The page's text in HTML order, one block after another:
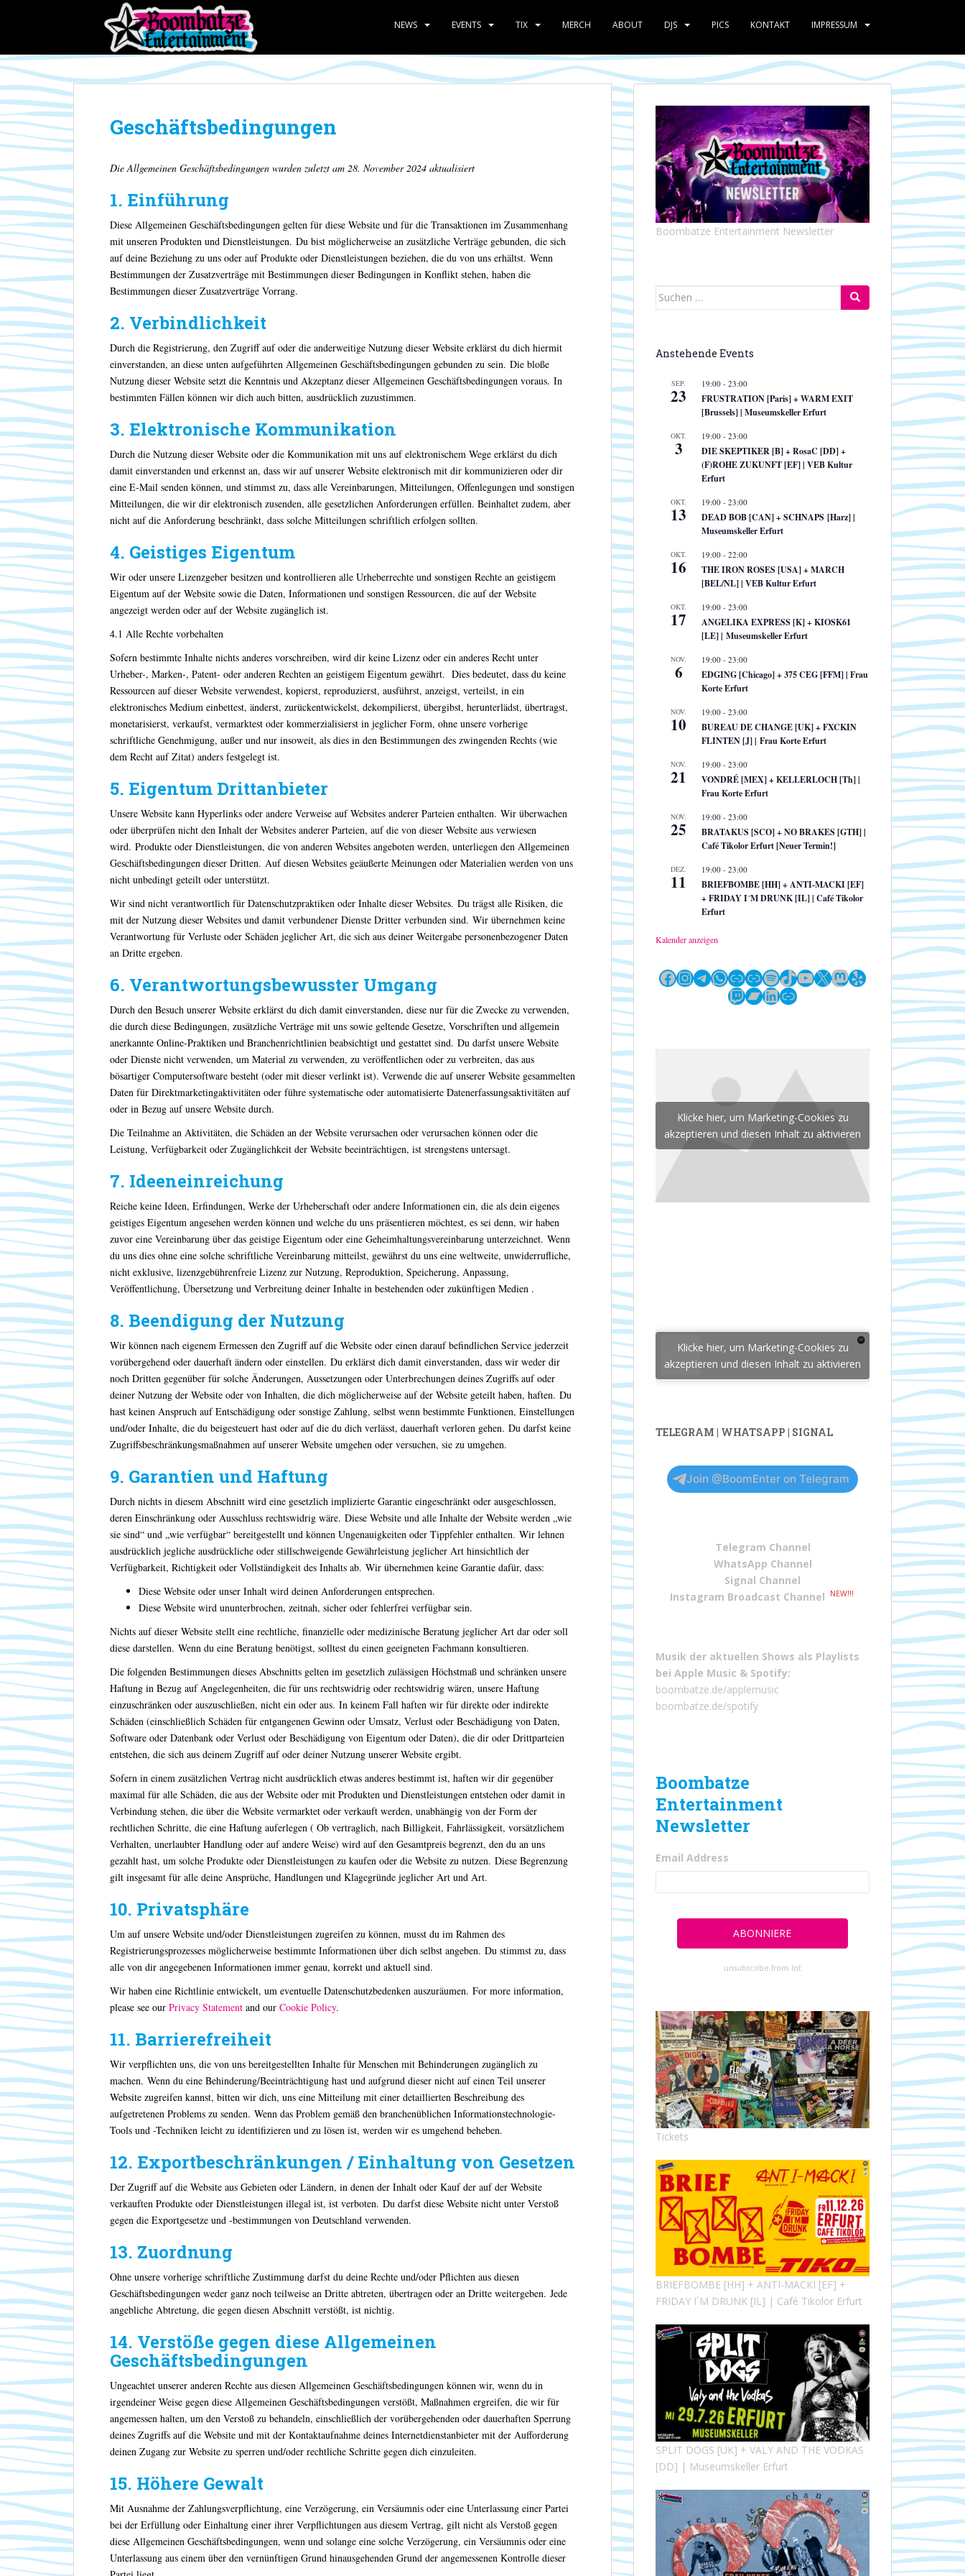
p
t
o
m
a
c
t
e
n
NEWS EVENTS TIX MERCH ABOUT DJS PICS KONTAKT IMPRESSUM
Geschäftsbedingungen
Die Allgemeinen Geschäftsbedingungen wurden zuletzt am 28. November 2024 aktualisiert
1. Einführung
Diese Allgemeinen Geschäftsbedingungen gelten für diese Website und für die Transaktionen im Zusammenhang
mit unseren Produkten und Dienstleistungen. Du bist möglicherweise an zusätzliche Verträge gebunden, die sich
auf deine Beziehung zu uns oder auf Produkte oder Dienstleistungen beziehen, die du von uns erhältst. Wenn
Bestimmungen der Zusatzverträge mit Bestimmungen dieser Bedingungen in Konflikt stehen, haben die
Bestimmungen dieser Zusatzverträge Vorrang.
2. Verbindlichkeit
Durch die Registrierung, den Zugriff auf oder die anderweitige Nutzung dieser Website erklärst du dich hiermit
einverstanden, an diese unten aufgeführten Allgemeinen Geschäftsbedingungen gebunden zu sein. Die bloße
Nutzung dieser Website setzt die Kenntnis und Akzeptanz dieser Allgemeinen Geschäftsbedingungen voraus. In
bestimmten Fällen können wir dich auch bitten, ausdrücklich zuzustimmen.
3. Elektronische Kommunikation
Durch die Nutzung dieser Website oder die Kommunikation mit uns auf elektronischem Wege erklärst du dich
damit einverstanden und erkennst an, dass wir auf unserer Website elektronisch mit dir kommunizieren oder dir
eine E-Mail senden können, und stimmst zu, dass alle Vereinbarungen, Mitteilungen, Offenlegungen und sonstigen
Mitteilungen, die wir dir elektronisch zusenden, alle gesetzlichen Anforderungen erfüllen. Beinhaltet zudem, aber
nicht auf die Anforderung beschränkt, dass solche Mitteilungen schriftlich erfolgen sollten.
4. Geistiges Eigentum
Wir oder unsere Lizenzgeber besitzen und kontrollieren alle Urheberrechte und sonstigen Rechte an geistigem
Eigentum auf der Website sowie die Daten, Informationen und sonstigen Ressourcen, die auf der Website
angezeigt werden oder auf der Website zugänglich ist.
4.1 Alle Rechte vorbehalten
Sofern bestimmte Inhalte nichts anderes vorschreiben, wird dir keine Lizenz oder ein anderes Recht unter
Urheber-, Marken-, Patent- oder anderen Rechten an geistigem Eigentum gewährt. Dies bedeutet, dass du keine
Ressourcen auf dieser Website verwendest, kopierst, reproduzierst, ausführst, anzeigst, verteilst, in ein
elektronisches Medium einbettest, änderst, zurückentwickelst, dekompilierst, übergibst, herunterlädst, übertragst,
monetarisierst, verkaufst, vermarktest oder kommerzialisierst in jeglicher Form, ohne unsere vorherige
schriftliche Genehmigung, außer und nur insoweit, als dies in den Bestimmungen des zwingenden Rechts (wie
dem Recht auf Zitat) anders festgelegt ist.
5. Eigentum Drittanbieter
Unsere Website kann Hyperlinks oder andere Verweise auf Websites anderer Parteien enthalten. Wir überwachen
oder überprüfen nicht den Inhalt der Websites anderer Parteien, auf die von dieser Website aus verwiesen
wird. Produkte oder Dienstleistungen, die von anderen Websites angeboten werden, unterliegen den Allgemeinen
Geschäftsbedingungen dieser Dritten. Auf diesen Websites geäußerte Meinungen oder Materialien werden von uns
nicht unbedingt geteilt oder unterstützt.
Wir sind nicht verantwortlich für Datenschutzpraktiken oder Inhalte dieser Websites. Du trägst alle Risiken, die
mit der Nutzung dieser Websites und damit verbundener Dienste Dritter verbunden sind. Wir übernehmen keine
Verantwortung für Verluste oder Schäden jeglicher Art, die sich aus deiner Weitergabe personenbezogener Daten
an Dritte ergeben.
6. Verantwortungsbewusster Umgang
Durch den Besuch unserer Website erklärst du dich damit einverstanden, diese nur für die Zwecke zu verwenden,
die durch diese Bedingungen, zusätzliche Verträge mit uns sowie geltende Gesetze, Vorschriften und allgemein
anerkannte Online-Praktiken und Branchenrichtlinien beabsichtigt und gestattet sind. Du darfst unsere Website
oder Dienste nicht verwenden, um Material zu verwenden, zu veröffentlichen oder zu verbreiten, das aus
bösartiger Computersoftware besteht (oder mit dieser verlinkt ist). Verwende die auf unserer Website gesammelten
Daten für Direktmarketingaktivitäten oder führe systematische oder automatisierte Datenerfassungsaktivitäten auf
oder in Bezug auf unsere Website durch.
Die Teilnahme an Aktivitäten, die Schäden an der Website verursachen oder verursachen können oder die
Leistung, Verfügbarkeit oder Zugänglichkeit der Website beeinträchtigen, ist strengstens untersagt.
7. Ideeneinreichung
Reiche keine Ideen, Erfindungen, Werke der Urheberschaft oder andere Informationen ein, die als dein eigenes
geistiges Eigentum angesehen werden können und welche du uns präsentieren möchtest, es sei denn, wir haben
zuvor eine Vereinbarung über das geistige Eigentum oder eine Geheimhaltungsvereinbarung unterzeichnet. Wenn
du uns dies ohne eine solche schriftliche Vereinbarung mitteilst, gewährst du uns eine weltweite, unwiderrufliche,
nicht exklusive, lizenzgebührenfreie Lizenz zur Nutzung, Reproduktion, Speicherung, Anpassung,
Veröffentlichung, Übersetzung und Verbreitung deiner Inhalte in bestehenden oder zukünftigen Medien .
8. Beendigung der Nutzung
Wir können nach eigenem Ermessen den Zugriff auf die Website oder einen darauf befindlichen Service jederzeit
vorübergehend oder dauerhaft ändern oder einstellen. Du erklärst dich damit einverstanden, dass wir weder dir
noch Dritten gegenüber für solche Änderungen, Aussetzungen oder Unterbrechungen deines Zugriffs auf oder
deiner Nutzung der Website oder von Inhalten, die dich möglicherweise auf der Website geteilt haben, haften. Du
hast keinen Anspruch auf Entschädigung oder sonstige Zahlung, selbst wenn bestimmte Funktionen, Einstellungen
und/oder Inhalte, die du beigesteuert hast oder auf die du dich verlässt, dauerhaft verloren gehen. Du darfst keine
Zugriffsbeschränkungsmaßnahmen auf unserer Website umgehen oder versuchen, sie zu umgehen.
9. Garantien und Haftung
Durch nichts in diesem Abschnitt wird eine gesetzlich implizierte Garantie eingeschränkt oder ausgeschlossen,
deren Einschränkung oder Ausschluss rechtswidrig wäre. Diese Website und alle Inhalte der Website werden „wie
sie sind“ und „wie verfügbar“ bereitgestellt und können Ungenauigkeiten oder Tippfehler enthalten. Wir lehnen
ausdrücklich jegliche ausdrückliche oder stillschweigende Gewährleistung jeglicher Art hinsichtlich der
Verfügbarkeit, Richtigkeit oder Vollständigkeit des Inhalts ab. Wir übernehmen keine Garantie dafür, dass:
Diese Website oder unser Inhalt wird deinen Anforderungen entsprechen.
Diese Website wird ununterbrochen, zeitnah, sicher oder fehlerfrei verfügbar sein.
Nichts auf dieser Website stellt eine rechtliche, finanzielle oder medizinische Beratung jeglicher Art dar oder soll
diese darstellen. Wenn du eine Beratung benötigst, solltest du einen geeigneten Fachmann konsultieren.
Die folgenden Bestimmungen dieses Abschnitts gelten im gesetzlich zulässigen Höchstmaß und schränken unsere
Haftung in Bezug auf Angelegenheiten, die für uns rechtswidrig oder rechtswidrig wären, unsere Haftung
einzuschränken oder auszuschließen, nicht ein oder aus. In keinem Fall haften wir für direkte oder indirekte
Schäden (einschließlich Schäden für entgangenen Gewinn oder Umsatz, Verlust oder Beschädigung von Daten,
Software oder Datenbank oder Verlust oder Beschädigung von Eigentum oder Daten), die dir oder Drittparteien
entstehen, die sich aus deinem Zugriff auf oder deiner Nutzung unserer Website ergibt.
Sofern in einem zusätzlichen Vertrag nicht ausdrücklich etwas anderes bestimmt ist, haften wir dir gegenüber
maximal für alle Schäden, die aus der Website oder mit Produkten und Dienstleistungen entstehen oder damit in
Verbindung stehen, die über die Website vermarktet oder verkauft werden, unabhängig von der Form der
rechtlichen Schritte, die eine Haftung auferlegen ( Ob vertraglich, nach Billigkeit, Fahrlässigkeit, vorsätzlichem
Verhalten, unerlaubter Handlung oder auf andere Weise) wird auf den Gesamtpreis begrenzt, den du an uns
gezahlt hast, um solche Produkte oder Dienstleistungen zu kaufen oder die Website zu nutzen. Diese Begrenzung
gilt insgesamt für alle deine Ansprüche, Handlungen und Klagegründe jeglicher Art und Art.
10. Privatsphäre
Um auf unsere Website und/oder Dienstleistungen zugreifen zu können, musst du im Rahmen des
Registrierungsprozesses möglicherweise bestimmte Informationen über dich selbst angeben. Du stimmst zu, dass
alle von dir angegebenen Informationen immer genau, korrekt und aktuell sind.
Wir haben eine Richtlinie entwickelt, um eventuelle Datenschutzbedenken auszuräumen. For more information,
please see our Privacy Statement and our Cookie Policy.
11. Barrierefreiheit
Wir verpflichten uns, die von uns bereitgestellten Inhalte für Menschen mit Behinderungen zugänglich zu
machen. Wenn du eine Behinderung/Beeinträchtigung hast und aufgrund dieser nicht auf einen Teil unserer
Website zugreifen kannst, bitten wir dich, uns eine Mitteilung mit einer detaillierten Beschreibung des
aufgetretenen Problems zu senden. Wenn das Problem gemäß den branchenüblichen Informationstechnologie-
Tools und -Techniken leicht zu identifizieren und zu lösen ist, werden wir es umgehend beheben.
12. Exportbeschränkungen / Einhaltung von Gesetzen
Der Zugriff auf die Website aus Gebieten oder Ländern, in denen der Inhalt oder Kauf der auf der Website
verkauften Produkte oder Dienstleistungen illegal ist, ist verboten. Du darfst diese Website nicht unter Verstoß
gegen die Exportgesetze und -bestimmungen von Deutschland verwenden.
13. Zuordnung
Ohne unsere vorherige schriftliche Zustimmung darfst du deine Rechte und/oder Pflichten aus diesen
Geschäftsbedingungen weder ganz noch teilweise an Dritte abtreten, übertragen oder an Dritte weitergeben. Jede
angebliche Abtretung, die gegen diesen Abschnitt verstößt, ist nichtig.
14. Verstöße gegen diese Allgemeinen
Geschäftsbedingungen
Ungeachtet unserer anderen Rechte aus diesen Allgemeinen Geschäftsbedingungen können wir, wenn du in
irgendeiner Weise gegen diese Allgemeinen Geschäftsbedingungen verstößt, Maßnahmen ergreifen, die wir für
angemessen halten, um den Verstoß zu behandeln, einschließlich der vorübergehenden oder dauerhaften Sperrung
deines Zugriffs auf die Website und mit der Kontaktaufnahme deines Internetdienstanbieter mit der Aufforderung
deinen Zugang zur Website zu sperren und/oder rechtliche Schritte gegen dich einzuleiten.
15. Höhere Gewalt
Mit Ausnahme der Zahlungsverpflichtung, eine Verzögerung, ein Versäumnis oder eine Unterlassung einer Partei
bei der Erfüllung oder Einhaltung einer ihrer Verpflichtungen aus diesem Vertrag, gilt nicht als Verstoß gegen
diese Allgemeinen Geschäftsbedingungen, wenn und solange eine solche Verzögerung, ein Versäumnis oder eine
Unterlassung aus einem über den vernünftigen Grund hinausgehenden Grund der angemessenen Kontrolle dieser
Boombatze Entertainment Newsletter
Suchen
Anstehende Events
SEP.
23
19:00 - 23:00
FRUSTRATION [Paris] + WARM EXIT
[Brussels] | Museumskeller Erfurt
OKT.
3
19:00 - 23:00
DIE SKEPTIKER [B] + RosaC [DD] +
(F)ROHE ZUKUNFT [EF] | VEB Kultur
Erfurt
OKT.
13
19:00 - 23:00
DEAD BOB [CAN] + SCHNAPS [Harz] |
Museumskeller Erfurt
OKT.
16
19:00 - 22:00
THE IRON ROSES [USA] + MARCH
[BEL/NL] | VEB Kultur Erfurt
OKT.
17
19:00 - 23:00
ANGELIKA EXPRESS [K] + KIOSK61
[LE] | Museumskeller Erfurt
NOV.
6
19:00 - 23:00
EDGING [Chicago] + 375 CEG [FFM] | Frau
Korte Erfurt
NOV.
10
19:00 - 23:00
BUREAU DE CHANGE [UK] + FXCKIN
FLINTEN [J] | Frau Korte Erfurt
NOV.
21
19:00 - 23:00
VONDRÉ [MEX] + KELLERLOCH [Th] |
Frau Korte Erfurt
NOV.
25
19:00 - 23:00
BRATAKUS [SCO] + NO BRAKES [GTH] |
Café Tikolor Erfurt [Neuer Termin!]
DEZ.
11
19:00 - 23:00
BRIEFBOMBE [HH] + ANTI-MACKI [EF]
+ FRIDAY I´M DRUNK [IL] | Café Tikolor
Erfurt
Kalender anzeigen
Facebook
Instagram
Telegram
WhatsApp
LinkLinkSpotify
TikTok
YouTube
X Mastodon
Yelp
Twitch
Bandcamp
LinkedIn
Link
Klicke hier, um Marketing-Cookies zu
akzeptieren und diesen Inhalt zu aktivieren
Klicke hier, um Marketing-Cookies zu
akzeptieren und diesen Inhalt zu aktivieren
TELEGRAM | WHATSAPP | SIGNAL
Join @BoomEnter on Telegram
Telegram Channel
WhatsApp Channel
Signal Channel
Instagram Broadcast Channel
NEW!!!
Musik der aktuellen Shows als Playlists
bei Apple Music & Spotify:
boombatze.de/applemusic
boombatze.de/spotify
Boombatze
Entertainment
Newsletter
Email Address
unsubscribe from list
Tickets
BRIEFBOMBE [HH] + ANTI-MACKI [EF] +
FRIDAY I´M DRUNK [IL] | Café Tikolor Erfurt
SPLIT DOGS [UK] + VALY AND THE VODKAS
[DD] | Museumskeller Erfurt